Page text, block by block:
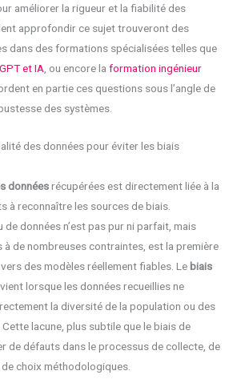
améliorer la rigueur et la fiabilité des
approfondir ce sujet trouveront des
dans des formations spécialisées telles que
et IA, ou encore laformation ingénieur
en partie ces questions sous l’angle de
des systèmes.
des données pour éviter les biais
donnéesrécupérées est directement liée à la
à reconnaître les sources de biais.
de données n’est pas pur ni parfait, mais
à de nombreuses contraintes, est la première
des modèles réellement fiables. Le biais
lorsque les données recueillies ne
la diversité de la population ou des
lacune, plus subtile que le biais de
de défauts dans le processus de collecte, de
choix méthodologiques.